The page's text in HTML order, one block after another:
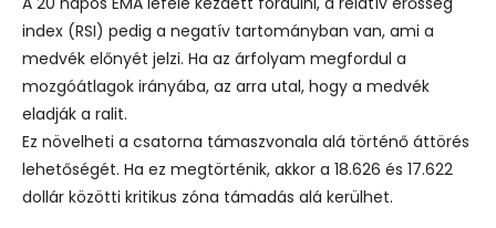
index (RSI) pedig a negatív tartományban van, ami a
medvék előnyét jelzi. Ha az árfolyam megfordul a
mozgóátlagok irányába, az arra utal, hogy a medvék
eladják a ralit.
Ez növelheti a csatorna támaszvonala alá történő áttörés
lehetőségét. Ha ez megtörténik, akkor a 18.626 és 17.622
dollár közötti kritikus zóna támadás alá kerülhet.